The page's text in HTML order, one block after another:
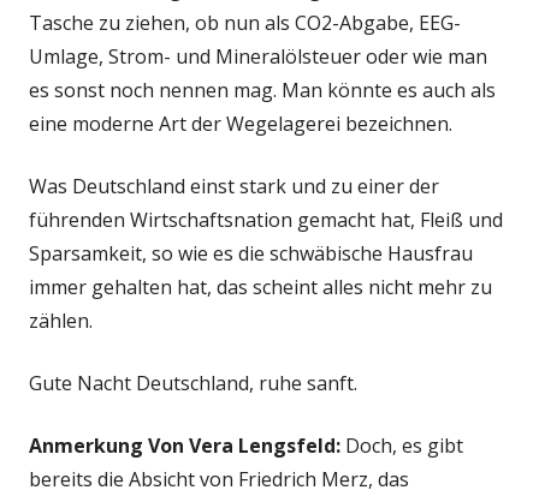
Tasche zu ziehen, ob nun als CO2-Abgabe, EEG-
Umlage, Strom- und Mineralölsteuer oder wie man
es sonst noch nennen mag. Man könnte es auch als
eine moderne Art der Wegelagerei bezeichnen.
Was Deutschland einst stark und zu einer der
führenden Wirtschaftsnation gemacht hat, Fleiß und
Sparsamkeit, so wie es die schwäbische Hausfrau
immer gehalten hat, das scheint alles nicht mehr zu
zählen.
Gute Nacht Deutschland, ruhe sanft.
Anmerkung Von Vera Lengsfeld: Doch, es gibt
bereits die Absicht von Friedrich Merz, das